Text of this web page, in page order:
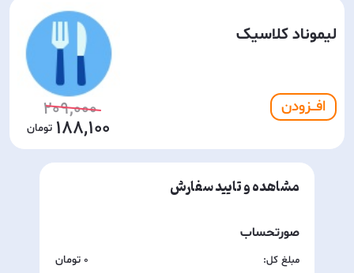
لیموناد کلاسیک
افـــزودن 209,000
188,100
مشاهده و تایید سفارش
صورتحساب
مبلغ کل:
0